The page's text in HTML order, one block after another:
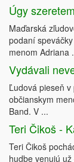
Úgy
Maďarská
podaní
menom Adriana
Vydávali
Ľudová pieseň
občianskym
Band. V ...
Teri Čikoš -
Teri Čikoš
hudbe venujú